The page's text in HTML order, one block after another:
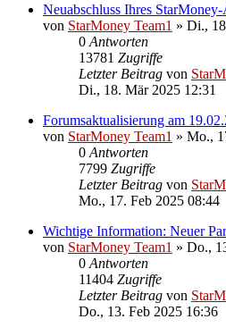
Neuabschluss Ihres
von StarMoney Team1 » Di.,
0 Antworten
13781 Zugriffe
Letzter Beitrag von
Di., 18. Mär 2025 12:31
Forumsaktualisierung am
von StarMoney Team1 » Mo.,
0 Antworten
7799 Zugriffe
Letzter Beitrag von
Mo., 17. Feb 2025 08:44
Wichtige Information: Neuer
von StarMoney Team1 » Do.,
0 Antworten
11404 Zugriffe
Letzter Beitrag von
Do., 13. Feb 2025 16:36